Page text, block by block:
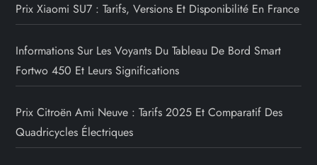
Prix Xiaomi SU7 : Tarifs, Versions Et Disponibilité En France
Informations Sur Les Voyants Du Tableau De Bord Smart
Fortwo 450 Et Leurs Significations
Prix Citroën Ami Neuve : Tarifs 2025 Et Comparatif Des
Quadricycles Électriques